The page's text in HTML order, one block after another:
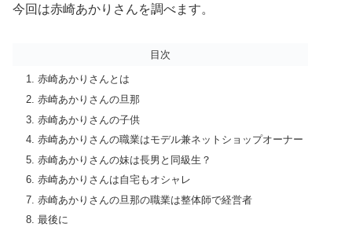
今回は赤崎あかりさんを調べます。
目次
赤崎あかりさんとは
赤崎あかりさんの旦那
赤崎あかりさんの子供
赤崎あかりさんの職業はモデル兼ネットショップオーナー
赤崎あかりさんの妹は長男と同級生？
赤崎あかりさんは自宅もオシャレ
赤崎あかりさんの旦那の職業は整体師で経営者
最後に